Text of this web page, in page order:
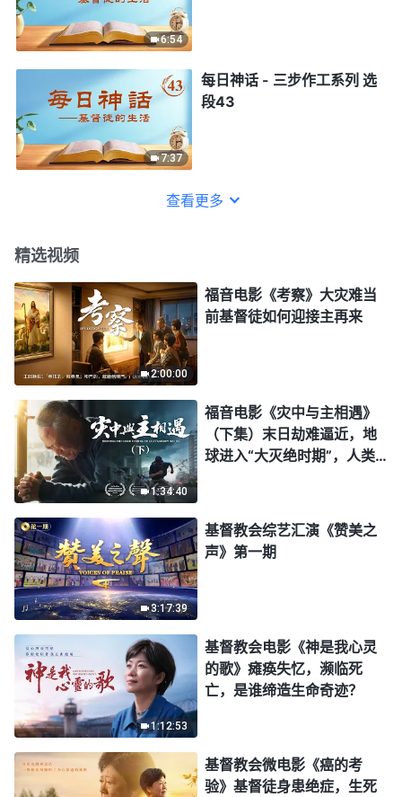
6:54
7:37
每日神话 - 三步作工系列 选
段43
查看更多
精选视频
2:00:00
福音电影《考察》大灾难当
前基督徒如何迎接主再来
1:34:40
福音电影《灾中与主相遇》
（下集）末日劫难逼近，地
球进入“大灭绝时期”，人类
3:17:39
基督教会综艺汇演《赞美之
声》第一期
1:12:53
基督教会电影《神是我心灵
的歌》瘫痪失忆，濒临死
亡，是谁缔造生命奇迹？
基督教会微电影《癌的考
验》基督徒身患绝症，生死